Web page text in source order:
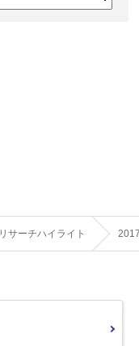
リサーチハイライト